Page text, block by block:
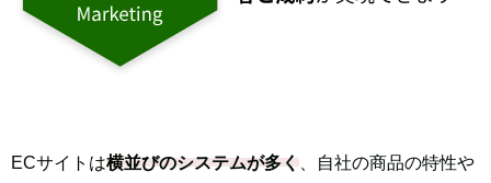
ECサイトは横並びのシステムが多く 、自社の商品の特性や